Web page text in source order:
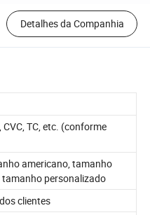
Detalhes da Companhia
TC, etc. (conforme
americano, tamanho
tamanho personalizado
clientes